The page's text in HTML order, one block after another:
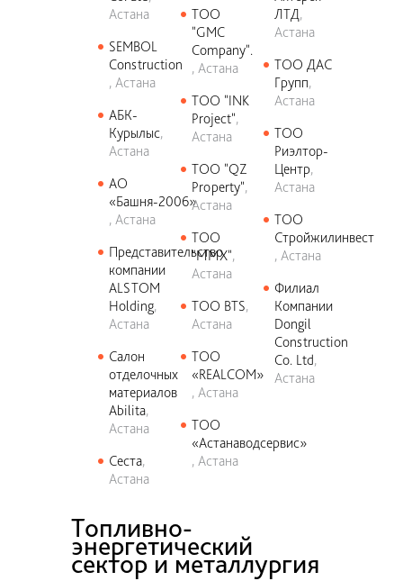
Астана
SEMBOL
Construction
Астана
АБК-
Курылыс
Астана
АО
«Башня-2006»
Астана
Представительство
компании
ALSTOM
Holding
Астана
Салон
отделочных
материалов
Abilita
Астана
Сеста
Астана
ТОО
"GMC
Company".
Астана
ТОО "INK
Project"
Астана
ТОО "QZ
Property"
Астана
ТОО
"ММХ"
Астана
ТОО BTS
Астана
ТОО
«REALCOM»
Астана
ТОО
«Астанаводсервис»
Астана
ЛТД
Астана
ТОО ДАС
Групп
Астана
ТОО
Риэлтор-
Центр
Астана
ТОО
Стройжилинвест
Астана
Филиал
Компании
Dongil
Construction
Co. Ltd
Астана
Топливно-
энергетический
сектор и металлургия